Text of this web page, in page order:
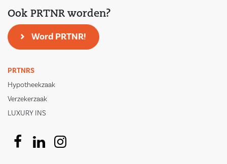
Ook PRTNR worden?
Word PRTNR!
PRTNRS
Hypotheekzaak
Verzekerzaak
LUXURY INS